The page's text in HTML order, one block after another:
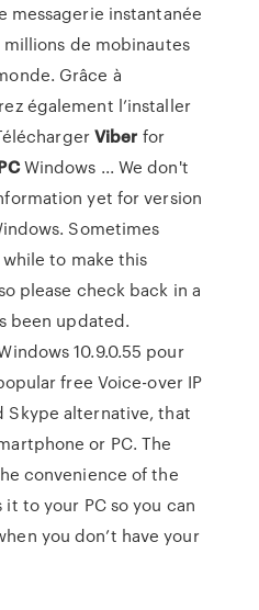
messagerie instantanée
de mobinautes
Grâce à
également l’installer
Viber for
Windows ... We don't
yet for version
Sometimes
to make this
please check back in a
been updated.
10.9.0.55 pour
free Voice-over IP
Skype alternative, that
or PC. The
convenience of the
to your PC so you can
you don’t have your